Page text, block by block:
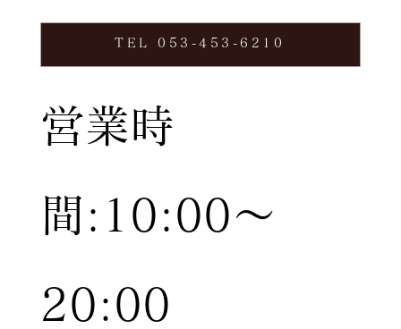
TEL 053-453-6210
営業時
間:10:00〜
20:00